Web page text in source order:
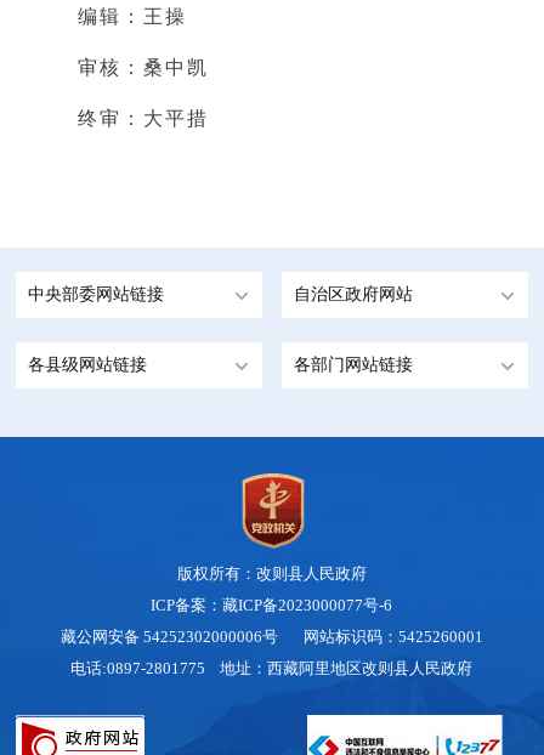
编辑：王操
审核：桑中凯
终审：大平措
中央部委网站链接 自治区政府网站
各县级网站链接 各部门网站链接
版权所有：改则县人民政府
ICP备案：藏ICP备2023000077号-6
藏公网安备 54252302000006号网站标识码：5425260001
电话:0897-2801775 地址：西藏阿里地区改则县人民政府